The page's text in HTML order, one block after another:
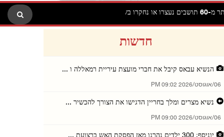
הנשיאות הפלסטינית
חדשות
הנשיא עבאס קיבל את חברי מועצת עיריית רמאללה ו ...
06/אוגוסט/2026 09:02 PM
נשיא מצרים ומלך בחריין הדגישו את הצורך להכשיר ...
06/אוגוסט/2026 09:00 PM